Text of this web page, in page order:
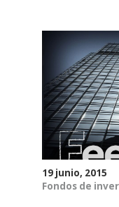
19 junio, 2015
Fondos de